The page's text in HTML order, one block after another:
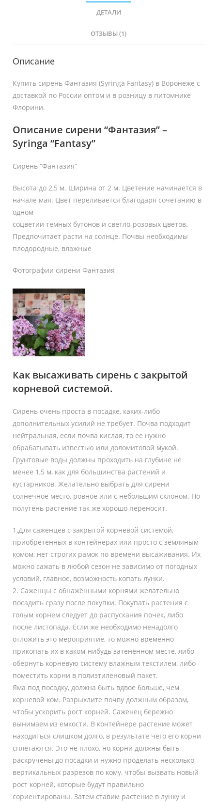
ДЕТАЛИ
ОТЗЫВЫ (1)
Описание
Купить сирень Фантазия (Syringa Fantasy) в Воронеже с
доставкой по России оптом и в розницу в питомнике
Флорини.
Описание сирени “Фантазия” –
Syringa “Fantasy”
Сирень “Фантазия”
Высота до 2,5 м. Ширина от 2 м. Цветение начинается в
начале мая. Цвет переливается благодаря сочетанию в
одном
соцветии темных бутонов и светло-розовых цветов.
Предпочитает расти на солнце. Почвы необходимы
плодородные, влажные
Фотографии сирени Фантазия
Как высаживать сирень с закрытой
корневой системой.
Сирень очень проста в посадке, каких-либо
дополнительных усилий не требует. Почва подходит
нейтральная, если почва кислая, то ее нужно
обрабатывать известью или доломитовой мукой.
Грунтовые воды должны проходить на глубине не
менее 1,5 м, как для большинства растений и
кустарников. Желательно выбрать для сирени
солнечное место, ровное или с небольшим склоном. Но
полутень растение так же хорошо переносит.
1.Для саженцев с закрытой корневой системой,
приобретённых в контейнерах или просто с земляным
комом, нет строгих рамок по времени высаживания. Их
можно сажать в любой сезон не зависимо от погодных
условий, главное, возможность копать лунки.
2. Саженцы с обнажёнными корнями желательно
посадить сразу после покупки. Покупать растения с
голым корнем следует до распускания почек, либо
после листопада. Если же необходимо ненадолго
отложить это мероприятие, то можно временно
прикопать их в каком-нибудь затенённом месте, либо
обернуть корневую систему влажным текстилем, либо
поместить корни в полиэтиленовый пакет.
Яма под посадку, должна быть вдвое больше, чем
корневой ком. Разрыхлите почву должным образом,
чтобы ускорить рост корней. Саженец бережно
вынимаем из емкости. В контейнере растение может
находиться слишком долго, в результате чего его корни
сплетаются. Это не плохо, но корни должны быть
раскручены до посадки и нужно проделать несколько
вертикальных разрезов по кому, чтобы вызвать новый
рост корней, которые будут правильно
сориентированы. Затем ставим растение в лунку и